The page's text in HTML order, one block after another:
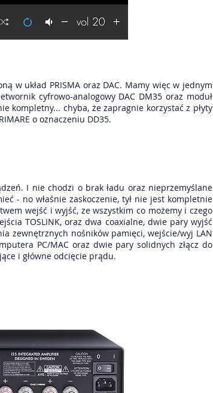
w układ PRISMA oraz DAC. Mamy więc w jednym
cyfrowo-analogowy DAC DM35 oraz moduł
kompletny... chyba, że zapragnie korzystać z płyty
o oznaczeniu DD35.
I nie chodzi o brak ładu oraz nieprzemyślane
- no właśnie zaskoczenie, tył nie jest kompletnie
wejść i wyjść, ze wszystkim co możemy i czego
TOSLINK, oraz dwa coaxialne, dwie pary wyjść
zewnętrznych nośników pamięci, wejście/wyj LAN
PC/MAC oraz dwie pary solidnych złącz do
i główne odcięcie prądu.